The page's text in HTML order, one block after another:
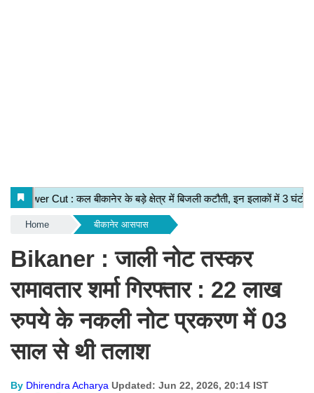
Home बीकानेर आसपास
Bikaner : जाली नोट तस्कर
रामावतार शर्मा गिरफ्तार : 22 लाख
रुपये के नकली नोट प्रकरण में 03
साल से थी तलाश
By Dhirendra Acharya Updated: Jun 22, 2026, 20:14 IST